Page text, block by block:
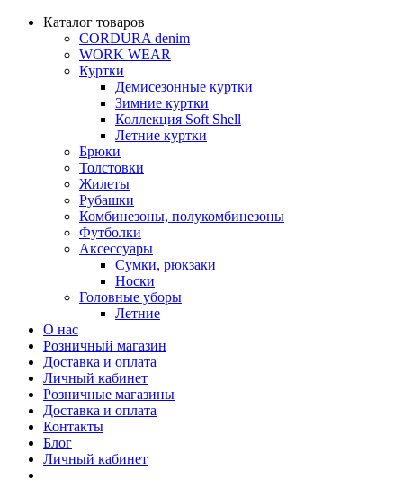
Каталог товаров
CORDURA denim
WORK WEAR
Куртки
Демисезонные куртки
Зимние куртки
Коллекция Soft Shell
Летние куртки
Брюки
Толстовки
Жилеты
Рубашки
Комбинезоны, полукомбинезоны
Футболки
Аксессуары
Сумки, рюкзаки
Носки
Головные уборы
Летние
О нас
Розничный магазин
Доставка и оплата
Личный кабинет
Розничные магазины
Доставка и оплата
Контакты
Блог
Личный кабинет